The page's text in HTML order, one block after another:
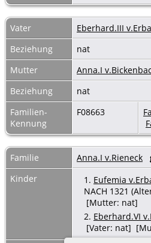
Vater
Eberhard.III
Beziehung
nat
Mutter
Anna.I
Beziehung
nat
Familien-
Kennung
F08663
Familie Anna.I v.Rieneck
Kinder
1. Eufemia
NACH 1321
[Mutter: nat]
2. Eberhard.VI
[Vater: nat]